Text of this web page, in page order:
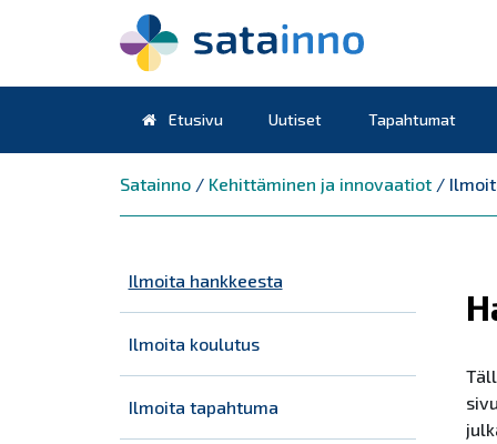
PäävalikkoEtusivu Uutiset Tapahtumat
Satainno/ Kehittäminen ja innovaatiot/
Ilmoita hankkeesta
Ilmoita koulutus
Ilmoita tapahtuma